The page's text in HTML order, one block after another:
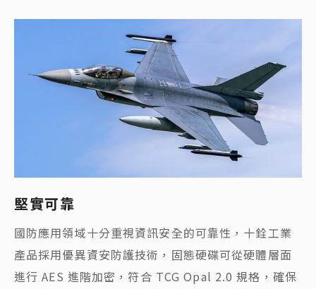
堅實可靠
國防應用領域十分重視資訊安全的可靠性，十銓工業
產品採用優異資安防護技術，固態硬碟可從硬體層面
進行 AES 進階加密，符合 TCG Opal 2.0 規格，確保